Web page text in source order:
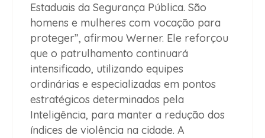
Estaduais da Segurança Pública. São
homens e mulheres com vocação para
proteger”, afirmou Werner. Ele reforçou
que o patrulhamento continuará
intensificado, utilizando equipes
ordinárias e especializadas em pontos
estratégicos determinados pela
Inteligência, para manter a redução dos
índices de violência na cidade. A